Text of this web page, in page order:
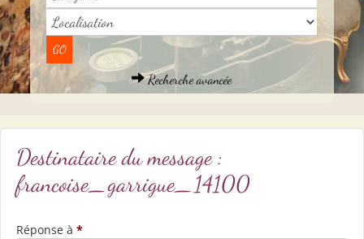
Recherche avancée
Destinataire du message :
francoise_garrigue_14100
Réponse à *